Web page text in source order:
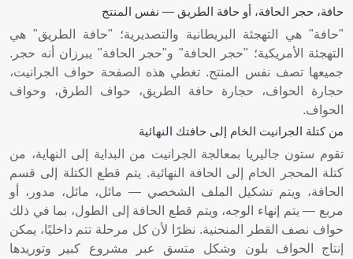
حافة، حجر الحافة، أو حافة الطريق — نفس المنتج
"حافة" هي التهجئة البريطانية والتصديرية؛ "حافة الطريق" هي
التهجئة الأمريكية؛ "حجر الحافة" و"حجر الحافة" يبرزان أنه حجر.
جميعها تصف نفس المنتج. تغطي هذه الصفحة حواف الجرانيت،
حجارة الحواف، حجارة حافة الطريق، حواف الطرق، وحواف
الحواف.
من كتلة الجرانيت الخام إلى حافتك النهائية
تقوم ستون جاليريا بمعالجة الجرانيت من البداية إلى النهاية، من
كتلة المحجر الخام إلى الحافة النهائية. يتم قطع الكتلة إلى قسم
الحافة، ويتم تشكيل الملف الشخصي — مائل، مائل، مدور، أو
مربع — يتم إنهاء الوجه، ويتم قطع الحافة إلى الطول، بما في ذلك
حواف نصف القطر المنحنية. نظرًا لأن كل مرحلة تتم داخليًا، يمكن
إنتاج الحواف بلون وشكل متسق عبر مشروع كبير وتوريدها